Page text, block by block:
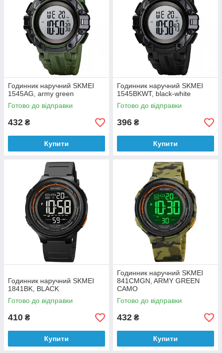
Годинник наручний SKMEI
1545AG, army green
Готово до відправки
432 ₴
Купити
Годинник наручний SKMEI
1545BKWT, black-white
Готово до відправки
396 ₴
Купити
Годинник наручний SKMEI
1841BK, BLACK
Готово до відправки
410 ₴
Купити
Годинник наручний SKMEI
841CMGN, ARMY GREEN
CAMO
Готово до відправки
432 ₴
Купити